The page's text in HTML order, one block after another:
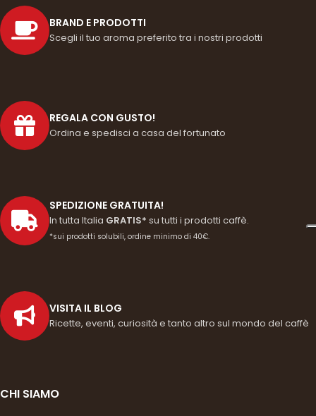
BRAND E PRODOTTI
Scegli il tuo aroma preferito tra i nostri prodotti
REGALA CON GUSTO!
Ordina e spedisci a casa del fortunato
SPEDIZIONE GRATUITA!
In tutta Italia GRATIS* su tutti i prodotti caffè.
*sui prodotti solubili, ordine minimo di 40€.
VISITA IL BLOG
Ricette, eventi, curiosità e tanto altro sul mondo del caffè
CHI SIAMO